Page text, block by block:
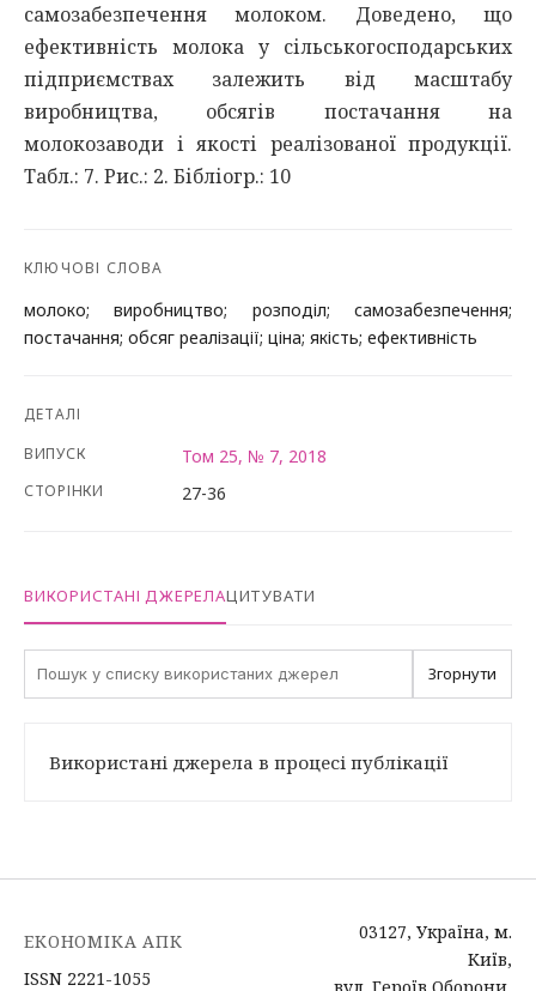
самозабезпечення молоком. Доведено, що
ефективність молока у сільськогосподарських
підприємствах залежить від масштабу
виробництва, обсягів постачання на
молокозаводи і якості реалізованої продукції.
Табл.: 7. Рис.: 2. Бібліогр.: 10
КЛЮЧОВІ СЛОВА
молоко; виробництво; розподіл; самозабезпечення;
постачання; обсяг реалізації; ціна; якість; ефективність
ДЕТАЛІ
ВИПУСК
Том 25, № 7, 2018
СТОРІНКИ 27-36
ВИКОРИСТАНІ ДЖЕРЕЛАЦИТУВАТИ
Згорнути
Використані джерела в процесі публікації
ЕКОНОМІКА АПК
ISSN 2221-1055
03127, Україна, м.
Київ,